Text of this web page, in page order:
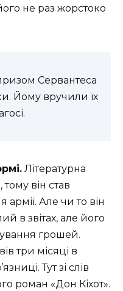
не раз жорстоко
Сервантеса
Йому вручили їх
Літературна
він став
армії. Але чи то він
в звітах, але його
грошей.
три місяці в
Тут зі слів
роман «Дон Кіхот».